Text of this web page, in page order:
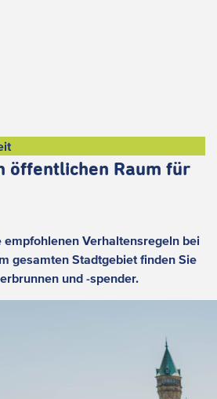
öffentlichen Raum für
empfohlenen Verhaltensregeln bei
gesamten Stadtgebiet finden Sie
und -spender.